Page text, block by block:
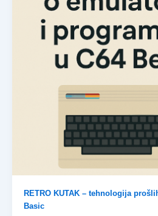
RETRO KUTAK – tehnologija
Basic